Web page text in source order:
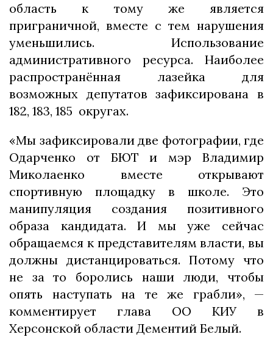
область к тому же является
приграничной, вместе с тем нарушения
уменьшились. Использование
административного ресурса. Наиболее
распространённая лазейка для
возможных депутатов зафиксирована в
182, 183, 185 округах.
«Мы зафиксировали две фотографии, где
Одарченко от БЮТ и мэр Владимир
Миколаенко вместе открывают
спортивную площадку в школе. Это
манипуляция создания позитивного
образа кандидата. И мы уже сейчас
обращаемся к представителям власти, вы
должны дистанцироваться. Потому что
не за то боролись наши люди, чтобы
опять наступать на те же грабли», —
комментирует глава ОО КИУ в
Херсонской области Дементий Белый.